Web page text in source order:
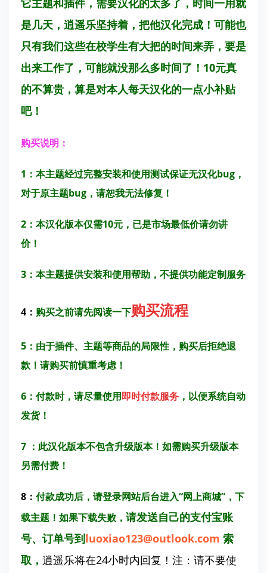
它主题和插件，需要汉化的太多了，时间一用就
是几天，逍遥乐坚持着，把他汉化完成！可能也
只有我们这些在校学生有大把的时间来弄，要是
出来工作了，可能就没那么多时间了！10元真
的不算贵，算是对本人每天汉化的一点小补贴
吧！
购买说明：
1：本主题经过完整安装和使用测试保证无汉化bug，
对于原主题bug，请恕我无法修复！
2：本汉化版本仅需10元，已是市场最低价请勿讲
价！
3：本主题提供安装和使用帮助，不提供功能定制服务
4： 购买之前请先阅读一下购买流程
5：由于插件、主题等商品的局限性，购买后拒绝退
款！请购买前慎重考虑！
6：付款时，请尽量使用即时付款服务 ，以便系统自动
发货！
7 ：此汉化版本不包含升级版本！如需购买升级版本
另需付费！
8： 付款成功后，请登录网站后台进入“网上商城”，下
载主题！如果下载失败， 请发送自己的支付宝账
号、订单号到luoxiao123@outlook.com 索
取， 逍遥乐将在24小时内回复！注：请不要使